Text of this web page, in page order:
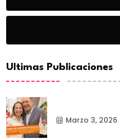
Ultimas Publicaciones
Marzo 3, 2026